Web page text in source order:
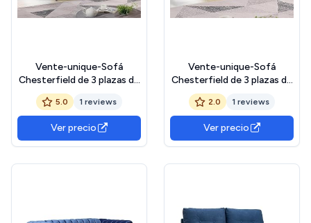
Vente-unique-Sofá
Chesterfield de 3 plazas de
Terciopelo Verde
Esmeralda Trumbo
5.0 1 reviews
Ver precio
Vente-unique-Sofá
Chesterfield de 3 plazas de
Terciopelo Azul Real
Trumbo
2.0 1 reviews
Ver precio